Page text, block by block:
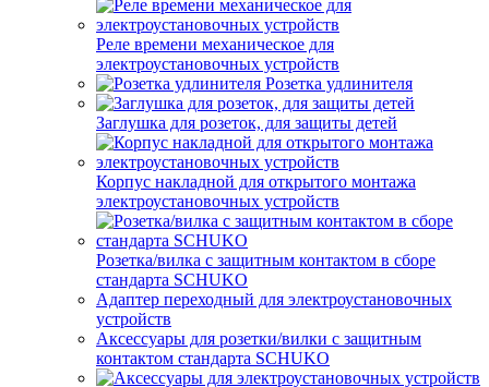
Реле времени механическое для
электроустановочных устройств
Розетка удлинителя
Заглушка для розеток, для защиты детей
Корпус накладной для открытого монтажа
электроустановочных устройств
Розетка/вилка с защитным контактом в сборе
стандарта SCHUKO
Адаптер переходный для электроустановочных
устройств
Аксессуары для розетки/вилки с защитным
контактом стандарта SCHUKO